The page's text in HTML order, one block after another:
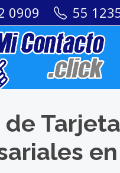
0909 55
de